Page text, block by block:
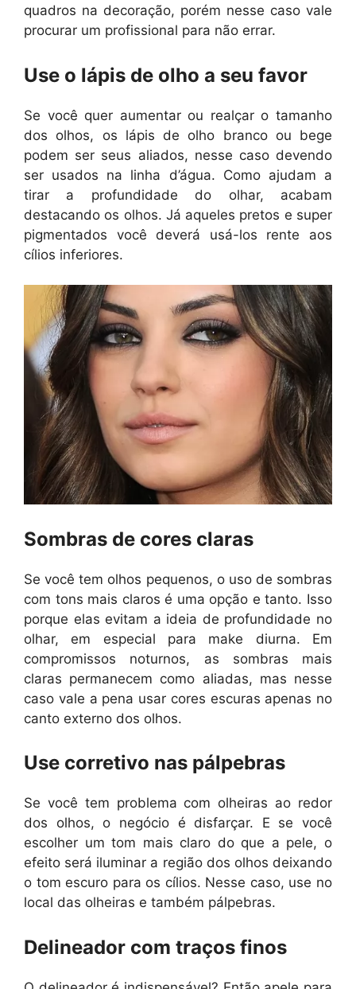
quadros na decoração, porém nesse caso vale
procurar um profissional para não errar.
Use o lápis de olho a seu favor
Se você quer aumentar ou realçar o tamanho
dos olhos, os lápis de olho branco ou bege
podem ser seus aliados, nesse caso devendo
ser usados na linha d’água. Como ajudam a
tirar a profundidade do olhar, acabam
destacando os olhos. Já aqueles pretos e super
pigmentados você deverá usá-los rente aos
cílios inferiores.
Sombras de cores claras
Se você tem olhos pequenos, o uso de sombras
com tons mais claros é uma opção e tanto. Isso
porque elas evitam a ideia de profundidade no
olhar, em especial para make diurna. Em
compromissos noturnos, as sombras mais
claras permanecem como aliadas, mas nesse
caso vale a pena usar cores escuras apenas no
canto externo dos olhos.
Use corretivo nas pálpebras
Se você tem problema com olheiras ao redor
dos olhos, o negócio é disfarçar. E se você
escolher um tom mais claro do que a pele, o
efeito será iluminar a região dos olhos deixando
o tom escuro para os cílios. Nesse caso, use no
local das olheiras e também pálpebras.
Delineador com traços finos